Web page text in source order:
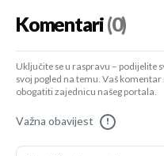
Komentari(0)
Uključite se u raspravu – podijelite
svoj pogled na temu. Vaš
obogatiti zajednicu našeg portala.
Važna obavijest !